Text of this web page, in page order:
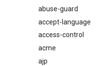
$bot_category
$bot_name
$bot_producer
$browser_engine
Examples
Troubleshooting
Related
Directives
auto_reload
geoip2
geoip2_proxy
Examples
Troubleshooting
Related
Visão geral
abuse-guard
accept-language
access-control
acme
ajp